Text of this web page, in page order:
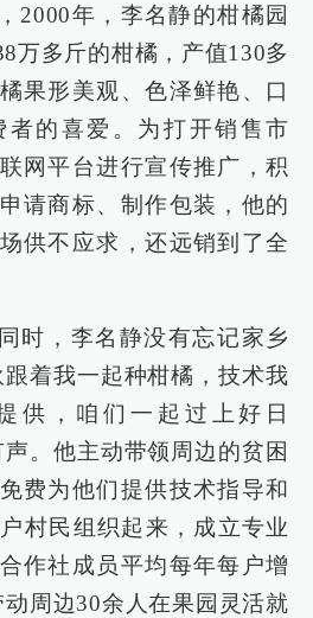
2000年，李名静的柑橘园
万多斤的柑橘，产值130多
果形美观、色泽鲜艳、口
者的喜爱。为打开销售市
网平台进行宣传推广，积
请商标、制作包装，他的
供不应求，还远销到了全
时，李名静没有忘记家乡
着我一起种柑橘，技术我
供，咱们一起过上好日
。他主动带领周边的贫困
费为他们提供技术指导和
村民组织起来，成立专业
作社成员平均每年每户增
周边30余人在果园灵活就